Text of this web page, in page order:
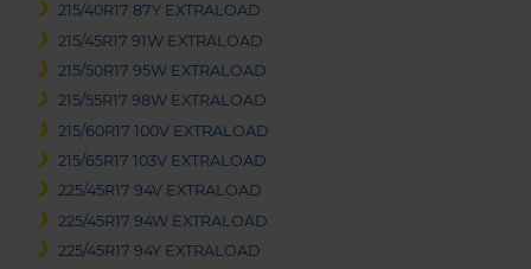
215/40R17 87Y EXTRALOAD
215/45R17 91W EXTRALOAD
215/50R17 95W EXTRALOAD
215/55R17 98W EXTRALOAD
215/60R17 100V EXTRALOAD
215/65R17 103V EXTRALOAD
225/45R17 94V EXTRALOAD
225/45R17 94W EXTRALOAD
225/45R17 94Y EXTRALOAD